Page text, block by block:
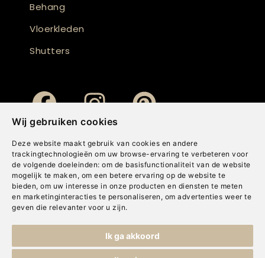
Wij gebruiken cookies
Deze website maakt gebruik van cookies en andere
trackingtechnologieën om uw browse-ervaring te verbeteren voor
de volgende doeleinden: om de basisfunctionaliteit van de website
mogelijk te maken , om een betere ervaring op de website te
bieden, om uw interesse in onze producten en diensten te meten
en marketinginteracties te personaliseren , om advertenties weer te
geven die relevanter voor u zijn.
Ik ga akkoord
Behang
Vloerkleden
Shutters
Cookies